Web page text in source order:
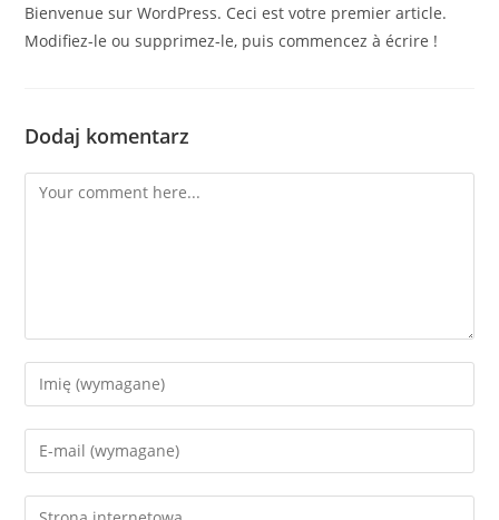
Bienvenue sur WordPress. Ceci est votre premier article.
Modifiez-le ou supprimez-le, puis commencez à écrire !
Dodaj komentarz